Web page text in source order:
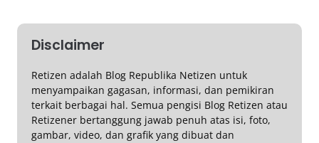
Disclaimer
Retizen adalah Blog Republika Netizen untuk
menyampaikan gagasan, informasi, dan pemikiran
terkait berbagai hal. Semua pengisi Blog Retizen atau
Retizener bertanggung jawab penuh atas isi, foto,
gambar, video, dan grafik yang dibuat dan